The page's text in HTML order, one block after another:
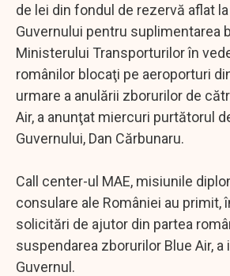
de lei din fondul de rezervă aflat
Guvernului pentru suplimentarea
Ministerului Transporturilor în
românilor blocaţi pe aeroporturi
urmare a anulării zborurilor de
Air, a anunţat miercuri purtătorul
Guvernului, Dan Cărbunaru.
Call center-ul MAE, misiunile
consulare ale României au primit,
solicitări de ajutor din partea
suspendarea zborurilor Blue Air,
Guvernul.